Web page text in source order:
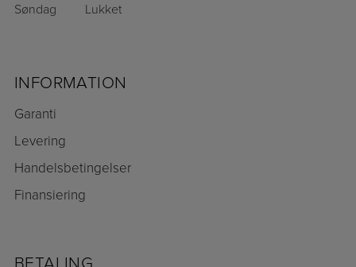
Søndag
Lukket
INFORMATION
Garanti
Levering
Handelsbetingelser
Finansiering